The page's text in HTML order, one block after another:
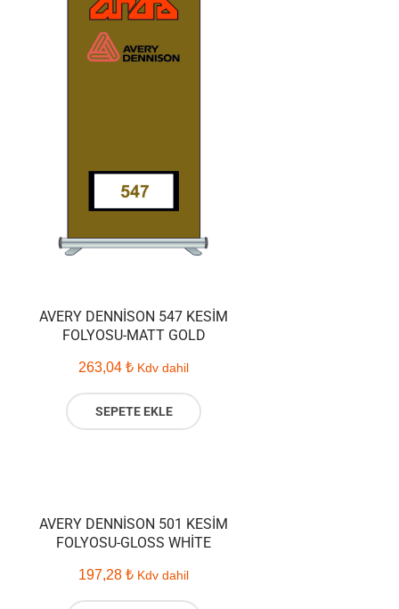
AVERY DENNISON 547 KESIM
FOLYOSU-MATT GOLD
263,04 ₺ Kdv dahil
SEPETE EKLE
AVERY DENNISON 501 KESIM
FOLYOSU-GLOSS WHITE
197,28 ₺ Kdv dahil